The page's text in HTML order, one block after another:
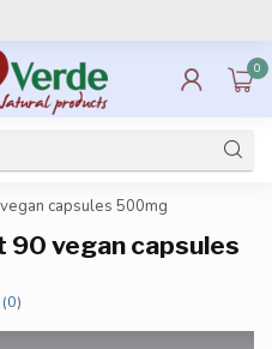
0
capsules 500mg
vegan capsules
(0)